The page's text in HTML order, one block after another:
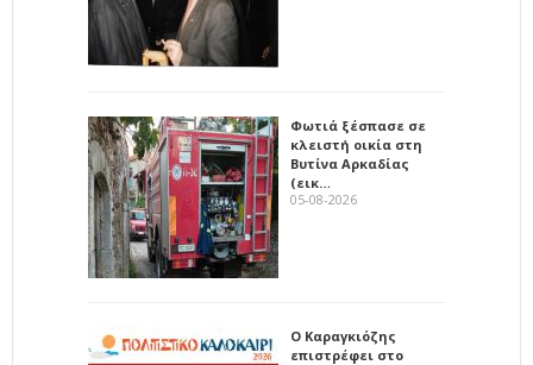
Φωτιά ξέσπασε σε
κλειστή οικία στη
Βυτίνα Αρκαδίας
(εικ…
05-08-2026
Ο Καραγκιόζης
επιστρέφει στο